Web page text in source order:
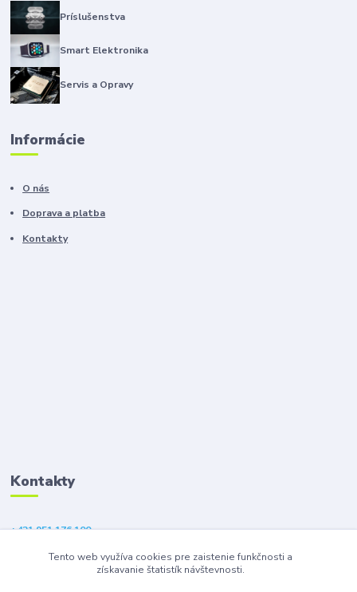
Príslušenstva
Smart Elektronika
Servis a Opravy
Informácie
O nás
Doprava a platba
Kontakty
Kontakty
+421 951 176 100
eshop@gsm1.sk
Tento web využíva cookies pre zaistenie funkčnosti a
získavanie štatistík návštevnosti.